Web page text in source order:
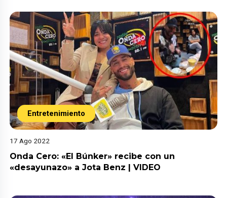
Entretenimiento
17 Ago 2022
Onda Cero: «El Búnker» recibe con un
«desayunazo» a Jota Benz | VIDEO